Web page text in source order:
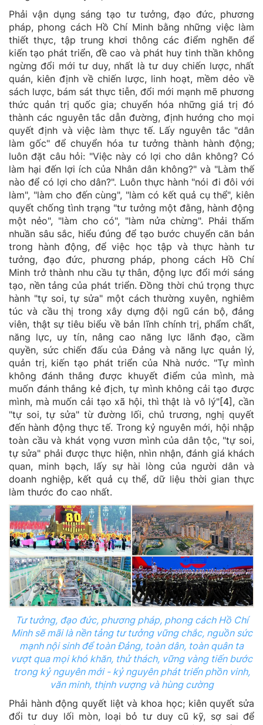
Phải vận dụng sáng tạo tư tưởng, đạo đức, phương
pháp, phong cách Hồ Chí Minh bằng những việc làm
thiết thực, tập trung khơi thông các điểm nghẽn để
kiến tạo phát triển, đề cao và phát huy tinh thần không
ngừng đổi mới tư duy, nhất là tư duy chiến lược, nhất
quán, kiên định về chiến lược, linh hoạt, mềm dẻo về
sách lược, bám sát thực tiễn, đổi mới mạnh mẽ phương
thức quản trị quốc gia; chuyển hóa những giá trị đó
thành các nguyên tắc dẫn đường, định hướng cho mọi
quyết định và việc làm thực tế. Lấy nguyên tắc "dân
làm gốc" để chuyển hóa tư tưởng thành hành động;
luôn đặt câu hỏi: "Việc này có lợi cho dân không? Có
làm hại đến lợi ích của Nhân dân không?" và "Làm thế
nào để có lợi cho dân?". Luôn thực hành "nói đi đôi với
làm", "làm cho đến cùng", "làm có kết quả cụ thể", kiên
quyết chống tình trạng "tư tưởng một đằng, hành động
một nẻo", "làm cho có", "làm nửa chừng". Phải thấm
nhuần sâu sắc, hiểu đúng để tạo bước chuyển căn bản
trong hành động, để việc học tập và thực hành tư
tưởng, đạo đức, phương pháp, phong cách Hồ Chí
Minh trở thành nhu cầu tự thân, động lực đổi mới sáng
tạo, nền tảng của phát triển. Đồng thời chú trọng thực
hành "tự soi, tự sửa" một cách thường xuyên, nghiêm
túc và cầu thị trong xây dựng đội ngũ cán bộ, đảng
viên, thật sự tiêu biểu về bản lĩnh chính trị, phẩm chất,
năng lực, uy tín, nâng cao năng lực lãnh đạo, cầm
quyền, sức chiến đấu của Đảng và năng lực quản lý,
quản trị, kiến tạo phát triển của Nhà nước. "Tự mình
không đánh thắng được khuyết điểm của mình, mà
muốn đánh thắng kẻ địch, tự mình không cải tạo được
mình, mà muốn cải tạo xã hội, thì thật là vô lý"[4], cần
"tự soi, tự sửa" từ đường lối, chủ trương, nghị quyết
đến hành động thực tế. Trong kỷ nguyên mới, hội nhập
toàn cầu và khát vọng vươn mình của dân tộc, "tự soi,
tự sửa" phải được thực hiện, nhìn nhận, đánh giá khách
quan, minh bạch, lấy sự hài lòng của người dân và
doanh nghiệp, kết quả cụ thể, dữ liệu thời gian thực
làm thước đo cao nhất.
Tư tưởng, đạo đức, phương pháp, phong cách Hồ Chí
Minh sẽ mãi là nền tảng tư tưởng vững chắc, nguồn sức
mạnh nội sinh để toàn Đảng, toàn dân, toàn quân ta
vượt qua mọi khó khăn, thử thách, vững vàng tiến bước
trong kỷ nguyên mới - kỷ nguyên phát triển phồn vinh,
văn minh, thịnh vượng và hùng cường
Phải hành động quyết liệt và khoa học; kiên quyết sửa
đổi tư duy lối mòn, loại bỏ tư duy cũ kỹ, sợ sai để